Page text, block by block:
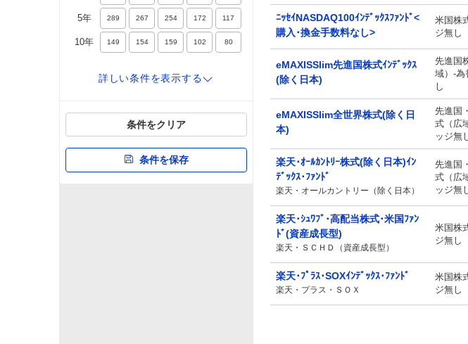
5年 289 267 254 172 117
10年 149 154 159 102 80
リターン
6カ月
141 255 313
詳しい条件を表示する
条件をクリア
条件を保存
ﾆｯｾｲNASDAQ100ｲﾝﾃﾞｯｸｽﾌｧﾝﾄﾞ<
購入･換金手数料なし>
米国株
ジ無し
eMAXISSlim先進国株式ｲﾝﾃﾞｯｸｽ
(除く日本)
先進国
域）-為
し
eMAXISSlim全世界株式(除く日
本)
先進国
式（広
ッジ無
楽天･ｵｰﾙｶﾝﾄﾘｰ株式(除く日本)ｲﾝ
ﾃﾞｯｸｽ･ﾌｧﾝﾄﾞ
楽天・オールカントリー（除く日本）
先進国
式（広
ッジ無
楽天･ｼｭﾜﾌﾞ･高配当株式･米国ﾌｧﾝ
ﾄﾞ(資産成長型)
楽天・ＳＣＨＤ（資産成長型）
米国株
ジ無し
楽天･ﾌﾟﾗｽ･SOXｲﾝﾃﾞｯｸｽ･ﾌｧﾝﾄﾞ
楽天・プラス・ＳＯＸ
米国株
ジ無し